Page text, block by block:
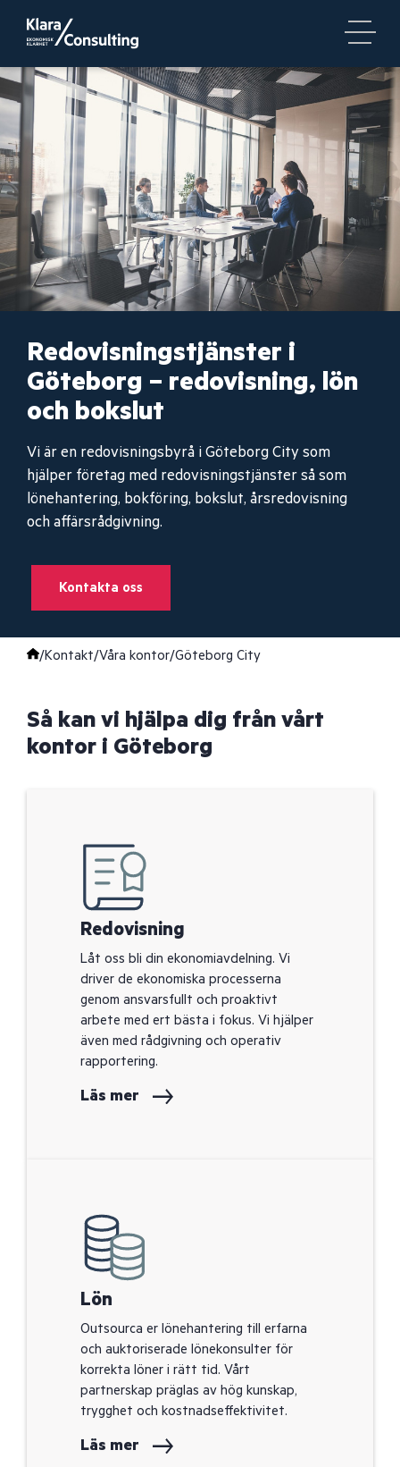
Redovisningstjänster i
Göteborg – redovisning, lön
och bokslut
Vi är en redovisningsbyrå i Göteborg City som
hjälper företag med redovisningstjänster så som
lönehantering, bokföring, bokslut, årsredovisning
och affärsrådgivning.
Kontakta oss
/Kontakt/Våra kontor/Göteborg City
Så kan vi hjälpa dig från vårt
kontor i Göteborg
Redovisning
Låt oss bli din ekonomiavdelning. Vi
driver de ekonomiska processerna
genom ansvarsfullt och proaktivt
arbete med ert bästa i fokus. Vi hjälper
även med rådgivning och operativ
rapportering.
Läs mer
Lön
Outsourca er lönehantering till erfarna
och auktoriserade lönekonsulter för
korrekta löner i rätt tid. Vårt
partnerskap präglas av hög kunskap,
trygghet och kostnadseffektivitet.
Läs mer